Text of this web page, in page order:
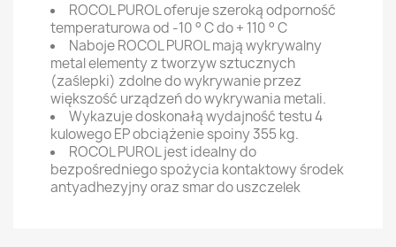
ROCOL PUROL oferuje szeroką odporność
temperaturowa od -10 ° C do + 110 ° C
Naboje ROCOL PUROL mają wykrywalny
metal elementy z tworzyw sztucznych
(zaślepki) zdolne do wykrywanie przez
większość urządzeń do wykrywania metali.
Wykazuje doskonałą wydajność testu 4
kulowego EP obciążenie spoiny 355 kg.
ROCOL PUROL jest idealny do
bezpośredniego spożycia kontaktowy środek
antyadhezyjny oraz smar do uszczelek